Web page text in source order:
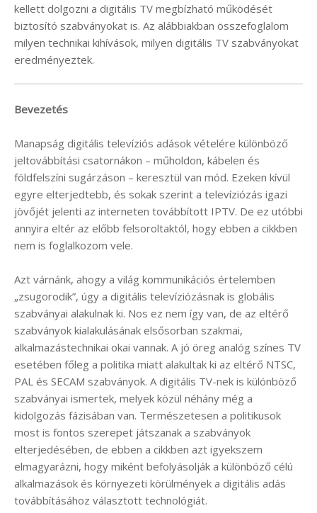
kellett dolgozni a digitális TV megbízható működését
biztosító szabványokat is. Az alábbiakban összefoglalom
milyen technikai kihívások, milyen digitális TV szabványokat
eredményeztek.
Bevezetés
Manapság digitális televíziós adások vételére különböző
jeltovábbítási csatornákon – műholdon, kábelen és
földfelszíni sugárzáson – keresztül van mód. Ezeken kívül
egyre elterjedtebb, és sokak szerint a televíziózás igazi
jövőjét jelenti az interneten továbbított IPTV. De ez utóbbi
annyira eltér az előbb felsoroltaktól, hogy ebben a cikkben
nem is foglalkozom vele.
Azt várnánk, ahogy a világ kommunikációs értelemben
„zsugorodik”, úgy a digitális televíziózásnak is globális
szabványai alakulnak ki. Nos ez nem így van, de az eltérő
szabványok kialakulásának elsősorban szakmai,
alkalmazástechnikai okai vannak. A jó öreg analóg színes TV
esetében főleg a politika miatt alakultak ki az eltérő NTSC,
PAL és SECAM szabványok. A digitális TV-nek is különböző
szabványai ismertek, melyek közül néhány még a
kidolgozás fázisában van. Természetesen a politikusok
most is fontos szerepet játszanak a szabványok
elterjedésében, de ebben a cikkben azt igyekszem
elmagyarázni, hogy miként befolyásolják a különböző célú
alkalmazások és környezeti körülmények a digitális adás
továbbításához választott technológiát.